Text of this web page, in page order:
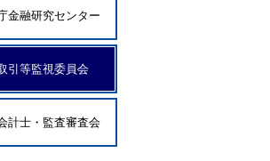
金融研究センター
引等監視委員会
計士・監査審査会